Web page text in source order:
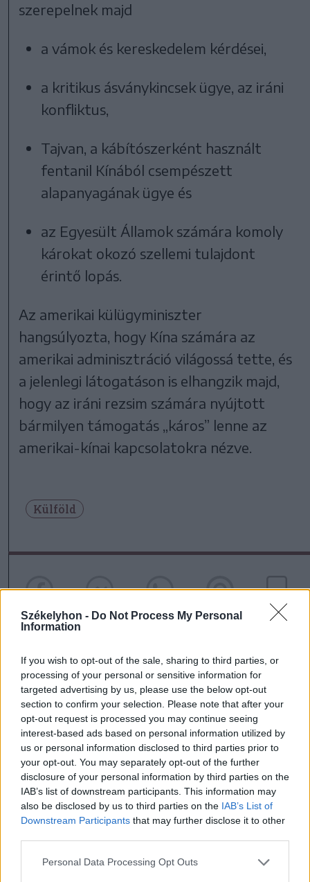
Székelyhon - Do Not Process My Personal
Information
If you wish to opt-out of the sale, sharing to third parties, or
processing of your personal or sensitive information for
targeted advertising by us, please use the below opt-out
section to confirm your selection. Please note that after your
opt-out request is processed you may continue seeing
interest-based ads based on personal information utilized by
us or personal information disclosed to third parties prior to
your opt-out. You may separately opt-out of the further
disclosure of your personal information by third parties on the
IAB’s list of downstream participants. This information may
also be disclosed by us to third parties on the IAB’s List of
Downstream Participants that may further disclose it to other
Personal Data Processing Opt Outs
szerepelnek majd
a vámok és kereskedelem kérdései,
a kritikus ásványkincsek ügye, az iráni
konfliktus,
Tajvan, a kábítószerként használt
fentanil Kínából csempészett
alapanyagának ügye és
az Egyesült Államok számára komoly
károkat okozó szellemi tulajdont
érintő lopás.
Az amerikai külügyminiszter
hangsúlyozta, hogy Kína számára az
amerikai adminisztráció világossá tette, és
a jelenlegi látogatáson is elhangzik majd,
hogy az iráni rezsim számára nyújtott
bármilyen támogatás „káros” lenne az
amerikai-kínai kapcsolatokra nézve.
Külföld
szóljon hozzá!
Ezek is érdekelhetik
Székelyhon
Százhetvennel száguldott,
amikor bemérték a rendőrök,
végül hatósági kíséretet